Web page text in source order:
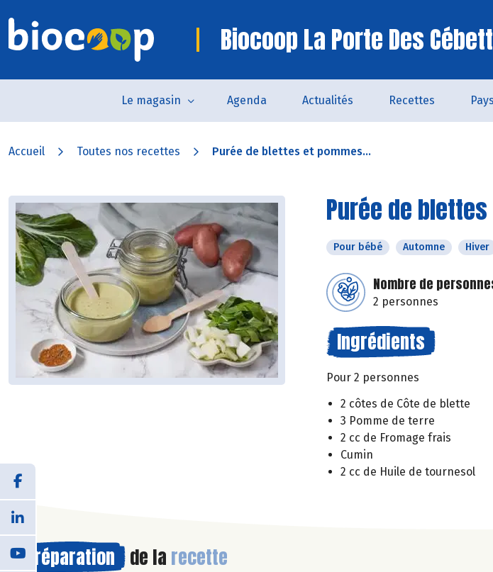
Biocoop La Porte Des
Le magasin Agenda Actualités Recettes
Accueil Toutes nos recettes Purée de blettes et pommes...
Purée de
Pour bébé Automne Hiver
Nombre de
2 personnes
Ingrédients
Pour 2 personnes
2 côtes de Côte de blette
3 Pomme de terre
2 cc de Fromage frais
Cumin
2 cc de Huile de tournesol
Préparation de la recette